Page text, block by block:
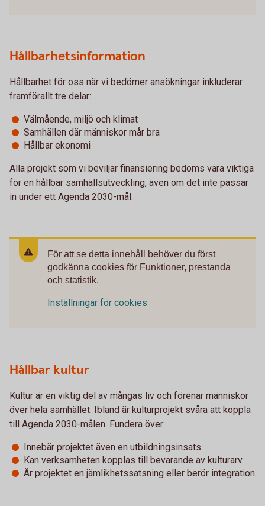
Hållbarhetsinformation
Hållbarhet för oss när vi bedömer ansökningar inkluderar
framförallt tre delar:
Välmående, miljö och klimat
Samhällen där människor mår bra
Hållbar ekonomi
Alla projekt som vi beviljar finansiering bedöms vara viktiga
för en hållbar samhällsutveckling, även om det inte passar
in under ett Agenda 2030-mål.
För att se detta innehåll behöver du först
godkänna cookies för Funktioner, prestanda
och statistik.
Inställningar för cookies
Hållbar kultur
Kultur är en viktig del av mångas liv och förenar människor
över hela samhället. Ibland är kulturprojekt svåra att koppla
till Agenda 2030-målen. Fundera över:
Innebär projektet även en utbildningsinsats
Kan verksamheten kopplas till bevarande av kulturarv
Är projektet en jämlikhetssatsning eller berör integration